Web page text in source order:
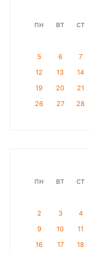
пн
вт ст
5
6 7
12
13 14
19
20 21
26
27 28
пн
вт ст
2
3 4
9
10 11
16
17 18